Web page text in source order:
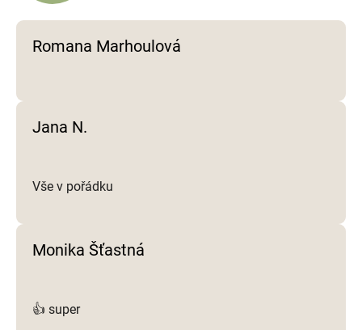
k
y
Romana Marhoulová
Jana N.
Vše v pořádku
Monika Šťastná
👍 super